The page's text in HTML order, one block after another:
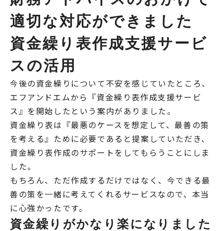
適切な対応ができました
資金繰り表作成支援サービ
スの活用
今後の資金繰りについて不安を感じていたところ、
エフアンドエムから『資金繰り表作成支援サービ
ス』を開始したという案内がありました。
資金繰り表は『最悪のケースを想定して、最善の策
を考える』ために必要であると提案していただき、
資金繰り表作成のサポートをしてもらうことにしま
した。
もちろん、ただ作成するだけではなく、今できる最
善の策を一緒に考えてくれるサービスなので、本当
に心強かったです。
資金繰りがかなり楽になりました